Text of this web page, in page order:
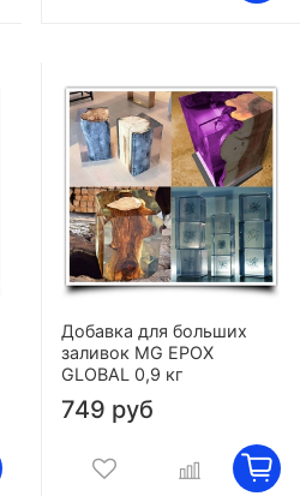
Добавка для больших
заливок MG EPOX
GLOBAL 0,9 кг
749 руб